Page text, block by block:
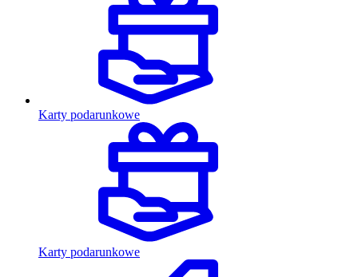
Karty podarunkowe
Karty podarunkowe